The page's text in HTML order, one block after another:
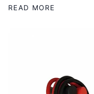
1000A và điện áp
KYORITSU 2200R
các ứng dụng thực
READ MORE